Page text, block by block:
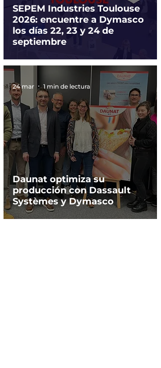
SEPEM Industries Toulouse
2026: encuentre a Dymasco
los días 22, 23 y 24 de
septiembre
Daunat optimiza su
producción con Dassault
Systèmes y Dymasco
24 mar 1 min de lectura